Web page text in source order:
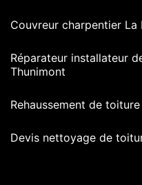
Couvreur charpentier La
Réparateur installateur
Thunimont
Rehaussement de
Devis nettoyage de